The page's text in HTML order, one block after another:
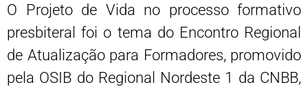
O Projeto de Vida no processo formativo
presbiteral foi o tema do Encontro Regional
de Atualização para Formadores, promovido
pela OSIB do Regional Nordeste 1 da CNBB,